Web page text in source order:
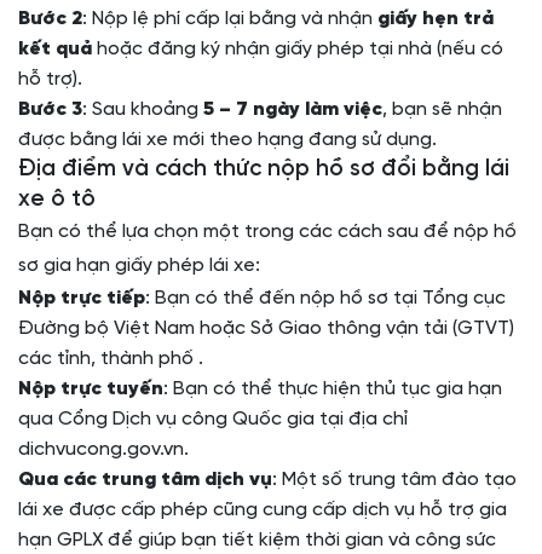
Bước 2: Nộp lệ phí cấp lại bằng và nhận giấy hẹn trả
kết quả hoặc đăng ký nhận giấy phép tại nhà (nếu có
hỗ trợ).
Bước 3: Sau khoảng 5 – 7 ngày làm việc, bạn sẽ nhận
được bằng lái xe mới theo hạng đang sử dụng.
Địa điểm và cách thức nộp hồ sơ đổi bằng lái
xe ô tô
Bạn có thể lựa chọn một trong các cách sau để nộp hồ
sơ gia hạn giấy phép lái xe:
Nộp trực tiếp: Bạn có thể đến nộp hồ sơ tại Tổng cục
Đường bộ Việt Nam hoặc Sở Giao thông vận tải (GTVT)
các tỉnh, thành phố .
Nộp trực tuyến: Bạn có thể thực hiện thủ tục gia hạn
qua Cổng Dịch vụ công Quốc gia tại địa chỉ
dichvucong.gov.vn.
Qua các trung tâm dịch vụ: Một số trung tâm đào tạo
lái xe được cấp phép cũng cung cấp dịch vụ hỗ trợ gia
hạn GPLX để giúp bạn tiết kiệm thời gian và công sức